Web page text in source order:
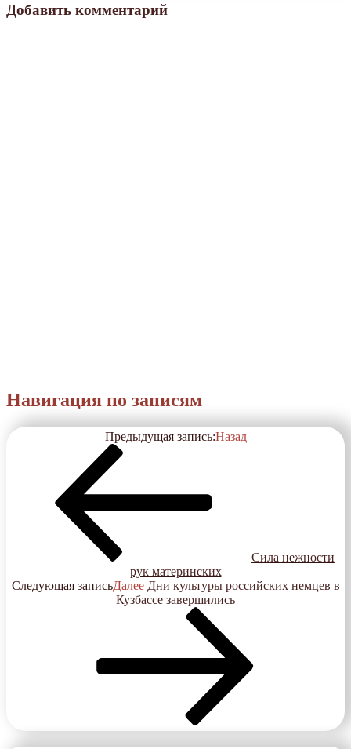
Добавить комментарий
Навигация по записям
Предыдущая запись:Назад
Сила нежности
рук материнских
Следующая записьДалее Дни культуры российских немцев в
Кузбассе завершились